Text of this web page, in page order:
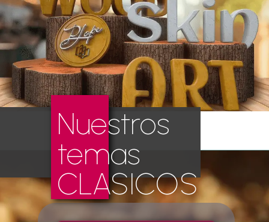
Nuestros
temas
CLASICOS